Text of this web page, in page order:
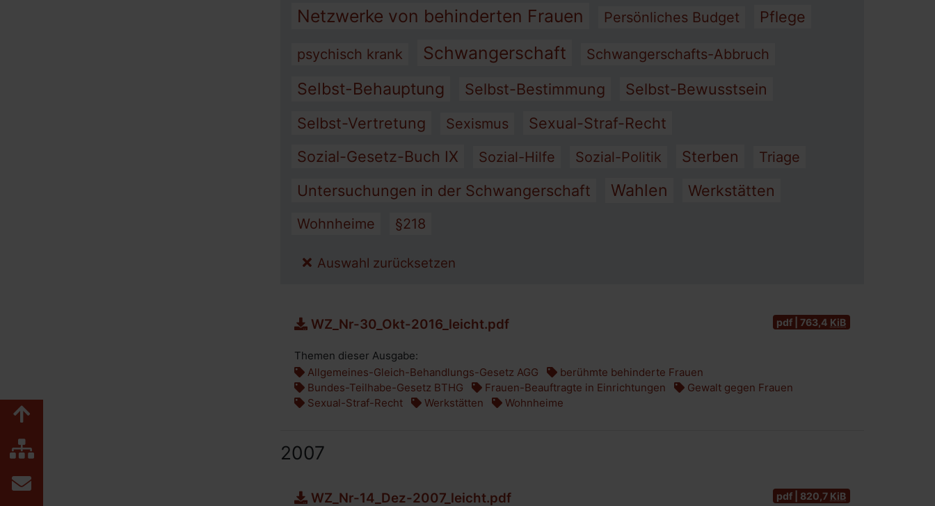
Netzwerke von behinderten Frauen Persönliches Budget Pflege
psychisch krank Schwangerschaft Schwangerschafts-Abbruch
Selbst-Behauptung Selbst-Bestimmung
Selbst-Bewusstsein
Selbst-Vertretung
Sexismus
Sexual-Straf-Recht
Sozial-Gesetz-Buch IX
Sozial-Hilfe Sozial-Politik Sterben Triage
Untersuchungen in der Schwangerschaft Wahlen Werkstätten
Wohnheime §218
Auswahl zurücksetzen
WZ_Nr-30_Okt-2016_leicht.pdf pdf | 763,4 KiB
Themen dieser Ausgabe:
Allgemeines-Gleich-Behandlungs-Gesetz AGG
berühmte behinderte Frauen
Bundes-Teilhabe-Gesetz BTHG
Frauen-Beauftragte in Einrichtungen
Gewalt gegen Frauen
Sexual-Straf-Recht
Werkstätten Wohnheime
2007
WZ_Nr-14_Dez-2007_leicht.pdf pdf | 820,7 KiB
Zum Seitenanfang
Inhaltsübersicht
Kontakt